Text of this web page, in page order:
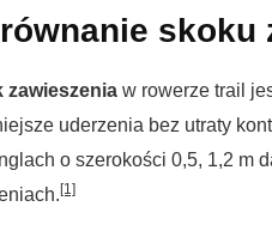
skoku
zawieszenia w rowerze trail
uderzenia bez utraty
o szerokości 0,5, 1,2 m
[1]